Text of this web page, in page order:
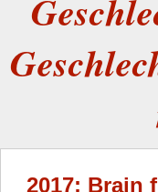
2017: Brain